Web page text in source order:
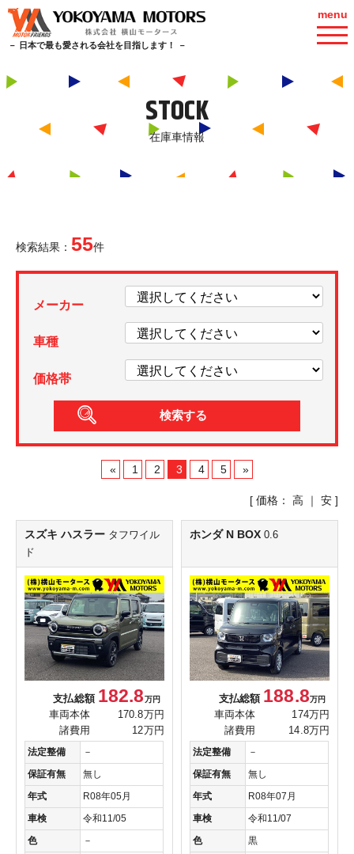
－ 日本で最も愛される会社を目指します！ －
menu
STOCK
在庫車情報
検索結果： 55件
メーカー
車種
価格帯
« 1 2 3 4 5 »
[ 価格： 高 ｜ 安 ]
スズキ ハスラー タフワイル
ド
支払総額 182.8万円
車両本体
170.8万円
諸費用
12万円
法定整備
－
保証有無
無し
年式
R08年05月
車検
令和11/05
色
－
ホンダ N BOX0.6
支払総額 188.8万円
車両本体
174万円
諸費用
14.8万円
法定整備
－
保証有無
無し
年式
R08年07月
車検
令和11/07
色
黒